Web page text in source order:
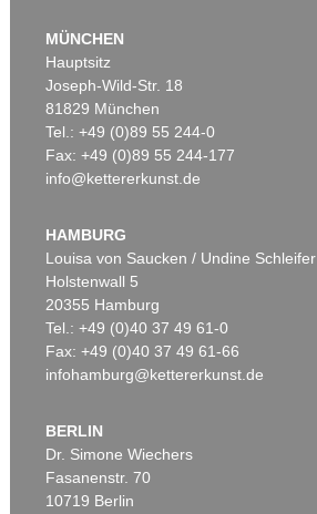
MÜNCHEN
Hauptsitz
Joseph-Wild-Str. 18
81829 München
Tel.: +49 (0)89 55 244-0
Fax: +49 (0)89 55 244-177
info@kettererkunst.de
HAMBURG
Louisa von Saucken / Undine Schleifer
Holstenwall 5
20355 Hamburg
Tel.: +49 (0)40 37 49 61-0
Fax: +49 (0)40 37 49 61-66
infohamburg@kettererkunst.de
BERLIN
Dr. Simone Wiechers
Fasanenstr. 70
10719 Berlin